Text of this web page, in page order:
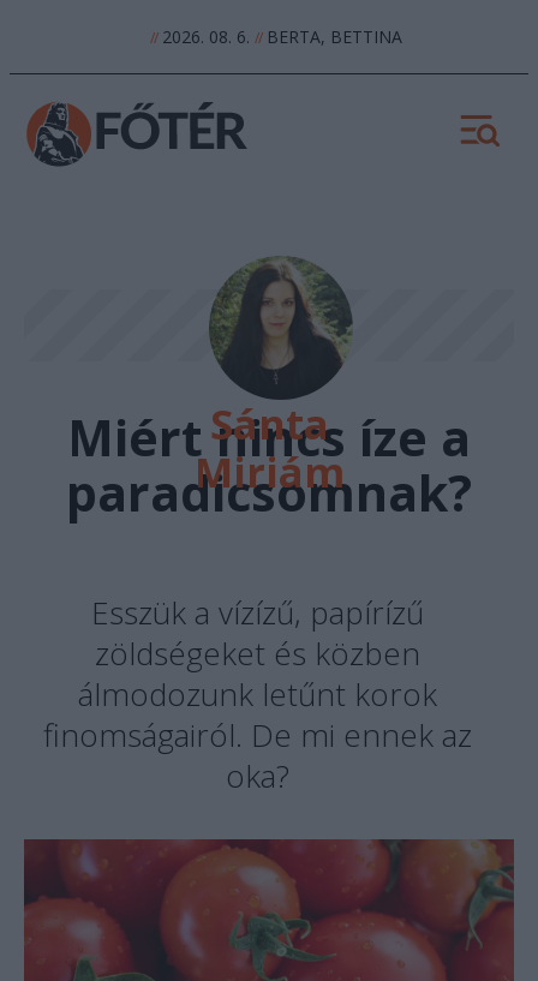
//2026. 08. 6. //BERTA, BETTINA
Sánta
Miriám
Miért nincs íze a
paradicsomnak?
Esszük a vízízű, papírízű
zöldségeket és közben
álmodozunk letűnt korok
finomságairól. De mi ennek az
oka?